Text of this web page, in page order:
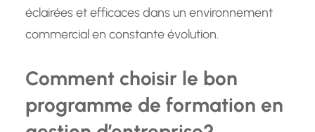
éclairées et efficaces dans un environnement
commercial en constante évolution.
Comment choisir le bon
programme de formation en